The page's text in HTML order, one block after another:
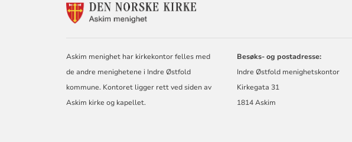
KONTAKTINFORMASJON
Askim menighet har kirkekontor felles med
de andre menighetene i Indre Østfold
kommune. Kontoret ligger rett ved siden av
Askim kirke og kapellet.
Besøks- og postadresse:
Indre Østfold menighetskontor
Kirkegata 31
1814 Askim